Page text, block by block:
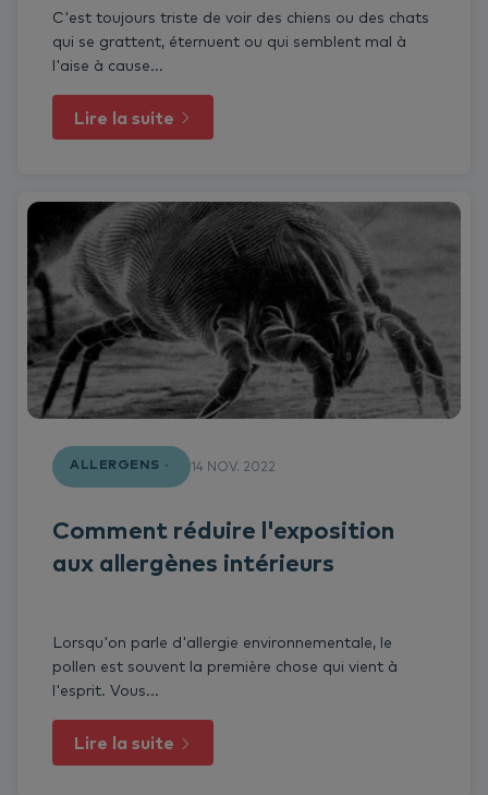
C'est toujours triste de voir des chiens ou des chats
qui se grattent, éternuent ou qui semblent mal à
l'aise à cause...
Lire la suite
ALLERGENS 14 NOV. 2022
Comment réduire l'exposition
aux allergènes intérieurs
Lorsqu'on parle d'allergie environnementale, le
pollen est souvent la première chose qui vient à
l'esprit. Vous...
Lire la suite